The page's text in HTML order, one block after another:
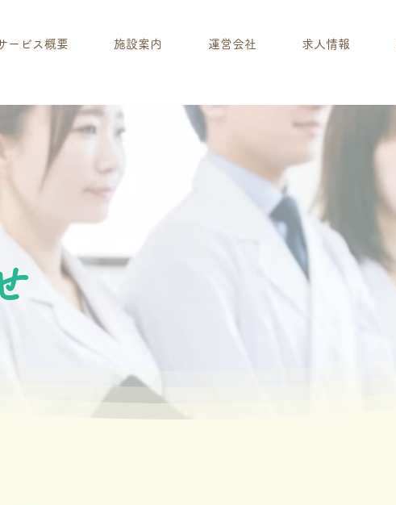
ービス概要 施設案内 運営会社 求人情報